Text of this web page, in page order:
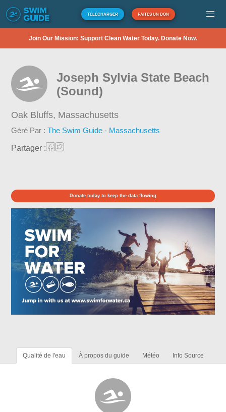
TÉLÉCHARGER FAITES UN DON
Join Our Mission: Support Clean Water Today. Donate Now.
Joseph Sylvia State Beach
(Sound)
Oak Bluffs, Massachusetts
Géré Par :The Swim Guide - Massachusetts
Partager :
Donate today to keep the data flowing
Qualité de l'eau À propos du guide Météo Info Source